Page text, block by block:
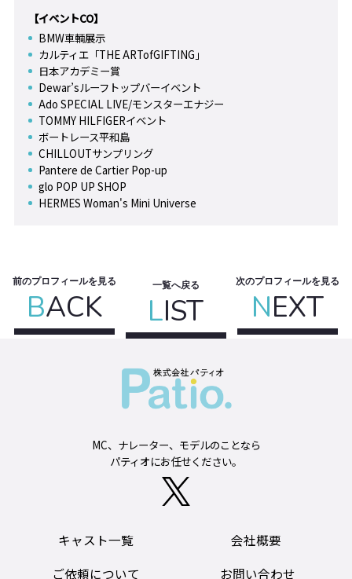
【イベントCO】
BMW車輌展示
カルティエ「THE ARTofGIFTING」
日本アカデミー賞
Dewar’sルーフトップバーイベント
Ado SPECIAL LIVE/モンスターエナジー
TOMMY HILFIGERイベント
ボートレース平和島
CHILLOUTサンプリング
Pantere de Cartier Pop-up
glo POP UP SHOP
HERMES Woman's Mini Universe
前のプロフィールを見る
BACK
一覧へ戻る
LIST
次のプロフィールを見る
NEXT
MC、ナレーター、モデルのことなら
パティオにお任せください。
キャスト一覧
会社概要
ご依頼について
お問い合わせ